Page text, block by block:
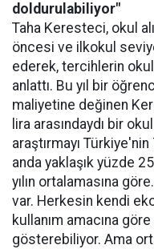
doldurulabiliyor"
Taha Keresteci, okul
öncesi ve ilkokul
ederek, tercihlerin
anlattı. Bu yıl bir
maliyetine değinen
lira arasındaydı bir
araştırmayı
anda yaklaşık yüzde
yılın ortalamasına
var. Herkesin kendi
kullanım amacına
gösterebiliyor. Ama